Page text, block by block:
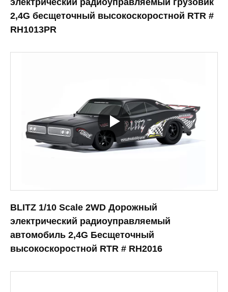
2,4G бесщеточный высокоскоростной RTR #
RH1013PR
BLITZ 1/10 Scale 2WD Дорожный
электрический радиоуправляемый
автомобиль 2,4G Бесщеточный
высокоскоростной RTR # RH2016